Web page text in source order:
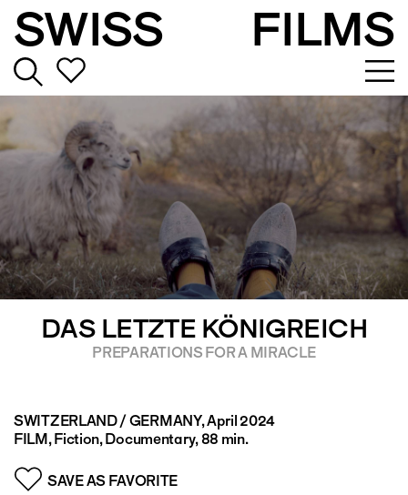
SWISS FILMS
DAS LETZTE KÖNIGREICH
PREPARATIONS FOR A MIRACLE
SWITZERLAND / GERMANY, April 2024
FILM, Fiction, Documentary, 88 min.
SAVE AS FAVORITE